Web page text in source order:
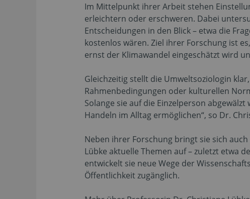
Im Mittelpunkt ihrer Arbeit stehen
erleichtern oder erschweren. Dabei
Entscheidungen in den Blick – etwa die
kostenlos wären. Ziel ihrer Forschung ist
ernst der Klimawandel eingeschätzt wird
Gleichzeitig stellt die Umweltsoziologin
Rahmenbedingungen oder kulturellen
Solange sie auf die Einzelperson
Handeln im Alltag ermöglichen“, so Dr.
Neben ihrer Forschung bringt sie sich
Lübke aktuelle Themen auf – zuletzt etwa
entwickelt sie neue Wege der
Öffentlichkeit zugänglich.